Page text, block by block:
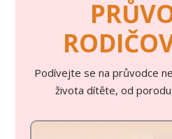
Podívejte se na průvodce
života dítěte, od